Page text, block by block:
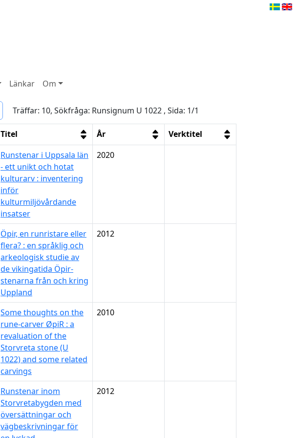
Länkar Om
Träffar: 10, Sökfråga: Runsignum U 1022 , Sida: 1/1
Titel År
Verktitel
Runstenar i Uppsala län
- ett unikt och hotat
kulturarv : inventering
inför
kulturmiljövårdande
insatser
2020
Öpir, en runristare eller
flera? : en språklig och
arkeologisk studie av
de vikingatida Öpir-
stenarna från och kring
Uppland
2012
Some thoughts on the
rune-carver ØpiR : a
revaluation of the
Storvreta stone (U
1022) and some related
carvings
2010
Runstenar inom
Storvretabygden med
översättningar och
vägbeskrivningar för
2012